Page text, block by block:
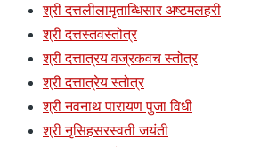
श्री दत्तलीलामृताब्धिसार अष्टमलहरी
श्री दत्तस्तवस्तोत्र
श्री दत्तात्रय वज्रकवच स्तोत्र
श्री दत्तात्रेय स्तोत्र
श्री नवनाथ पारायण पुजा विधी
श्री नृसिहसरस्वती जयंती